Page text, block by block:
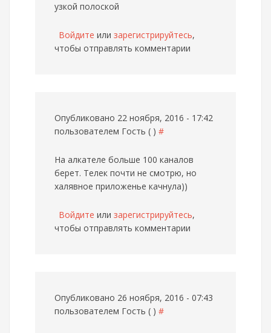
узкой полоской
Войдите или зарегистрируйтесь,
чтобы отправлять комментарии
Опубликовано 22 ноября, 2016 - 17:42
пользователем Гость ( ) #
На алкателе больше 100 каналов
берет. Телек почти не смотрю, но
халявное приложенье качнула))
Войдите или зарегистрируйтесь,
чтобы отправлять комментарии
Опубликовано 26 ноября, 2016 - 07:43
пользователем Гость ( ) #